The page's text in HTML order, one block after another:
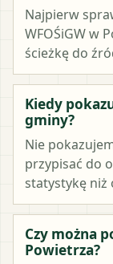
Najpierw
WFOŚiGW w
ścieżkę do
Kiedy
gminy?
Nie
przypisać do
statystykę niż
Czy można
Powietrza?